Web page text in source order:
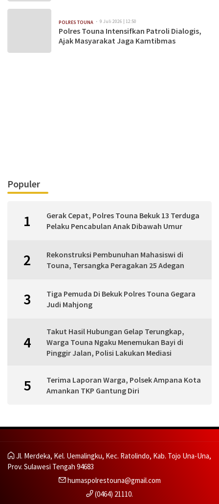
POLRES TOUNA 9 Juli 2026 | 12:50
Polres Touna Intensifkan Patroli Dialogis,
Ajak Masyarakat Jaga Kamtibmas
Populer
1
Gerak Cepat, Polres Touna Bekuk 13 Terduga
Pelaku Pencabulan Anak Dibawah Umur
2
Rekonstruksi Pembunuhan Mahasiswi di
Touna, Tersangka Peragakan 25 Adegan
3
Tiga Pemuda Di Bekuk Polres Touna Gegara
Judi Mahjong
4
Takut Hasil Hubungan Gelap Terungkap,
Warga Touna Ngaku Menemukan Bayi di
Pinggir Jalan, Polisi Lakukan Mediasi
5
Terima Laporan Warga, Polsek Ampana Kota
Amankan TKP Gantung Diri
Jl. Merdeka, Kel. Uemalingku, Kec. Ratolindo, Kab. Tojo Una-Una,
Prov. Sulawesi Tengah 94683
humaspolrestouna@gmail.com
(0464) 21110.